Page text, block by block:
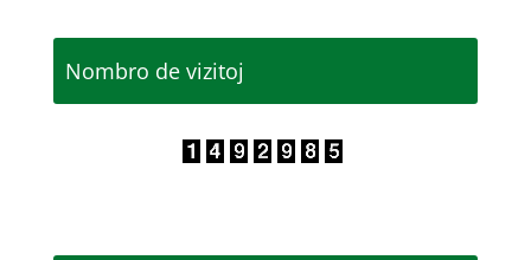
Nombro de vizitoj